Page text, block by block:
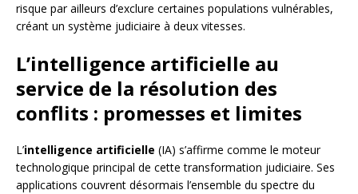
risque par ailleurs d’exclure certaines populations vulnérables,
créant un système judiciaire à deux vitesses.
L’intelligence artificielle au
service de la résolution des
conflits : promesses et limites
L’intelligence artificielle (IA) s’affirme comme le moteur
technologique principal de cette transformation judiciaire. Ses
applications couvrent désormais l’ensemble du spectre du